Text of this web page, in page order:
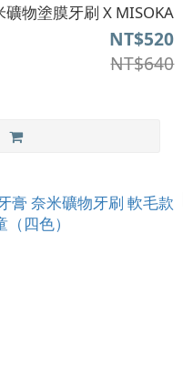
礦物塗膜牙刷 X MISOKA
NT$520
NT$640